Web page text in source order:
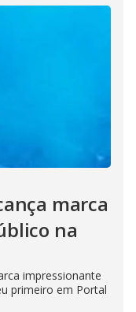
marca
na
impressionante
primeiro em Portal